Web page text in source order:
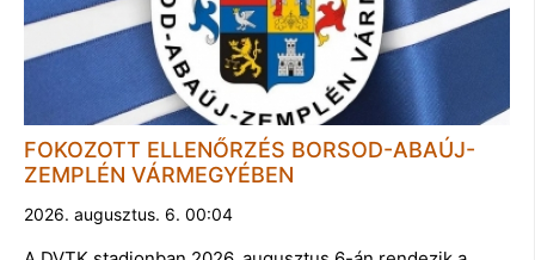
FOKOZOTT ELLENŐRZÉS BORSOD-ABAÚJ-
ZEMPLÉN VÁRMEGYÉBEN
2026. augusztus. 6. 00:04